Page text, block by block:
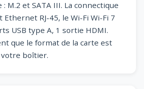
M.2 et SATA III. La connectique
RJ-45, le Wi-Fi Wi-Fi 7
USB type A, 1 sortie HDMI.
que le format de la carte est
boîtier.